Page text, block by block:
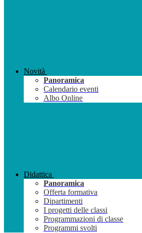
Novità
Panoramica
Calendario eventi
Albo Online
Didattica
Panoramica
Offerta formativa
Dipartimenti
I progetti delle classi
Programmazioni di classe
Programmi svolti